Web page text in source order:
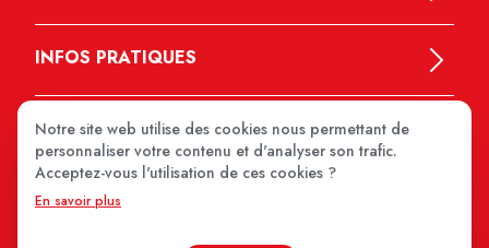
INFOS PRATIQUES
Notre site web utilise des cookies nous permettant de
personnaliser votre contenu et d'analyser son trafic.
Acceptez-vous l'utilisation de ces cookies ?
En savoir plus